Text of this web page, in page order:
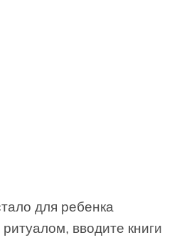
для ребенка
вводите книги